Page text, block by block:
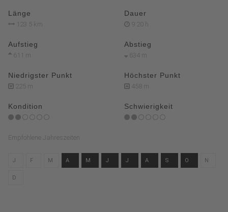
Länge
123.5 km
Dauer
9:20 h
Aufstieg
611 m
Abstieg
634 m
Niedrigster Punkt
225 m
Höchster Punkt
458 m
Kondition Schwierigkeit
Empfohlene Jahreszeiten
J F M A M J J A S O N
D